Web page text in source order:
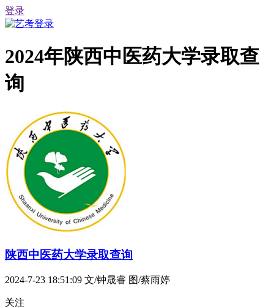
登录
2024年陕西中医药大学录取查
询
陕西中医药大学录取查询
2024-7-23 18:51:09 文/钟晟睿 图/蔡雨婷
关注